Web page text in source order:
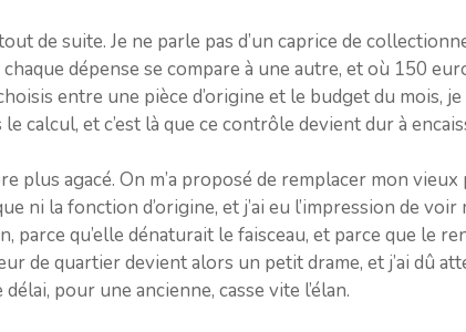
de suite. Je ne parle pas d’un caprice de
dépense se compare à une autre, et où 150
entre une pièce d’origine et le budget du mois,
le calcul, et c’est là que ce contrôle devient dur à
plus agacé. On m’a proposé de remplacer mon
ni la fonction d’origine, et j’ai eu l’impression de
parce qu’elle dénaturait le faisceau, et parce que le
de quartier devient alors un petit drame, et j’ai dû
pour une ancienne, casse vite l’élan.